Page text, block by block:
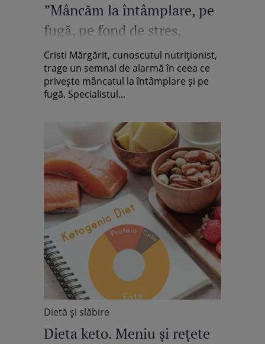
”Mâncăm la întâmplare, pe
fugă, pe fond de stres,
inconștient”. Ce înseamnă
alimentație sănătoasă /
Exclusiv
Cristi Mărgărit, cunoscutul nutriționist,
trage un semnal de alarmă în ceea ce
privește mâncatul la întâmplare și pe
fugă. Specialistul...
Dietă şi slăbire
Dieta keto. Meniu și rețete